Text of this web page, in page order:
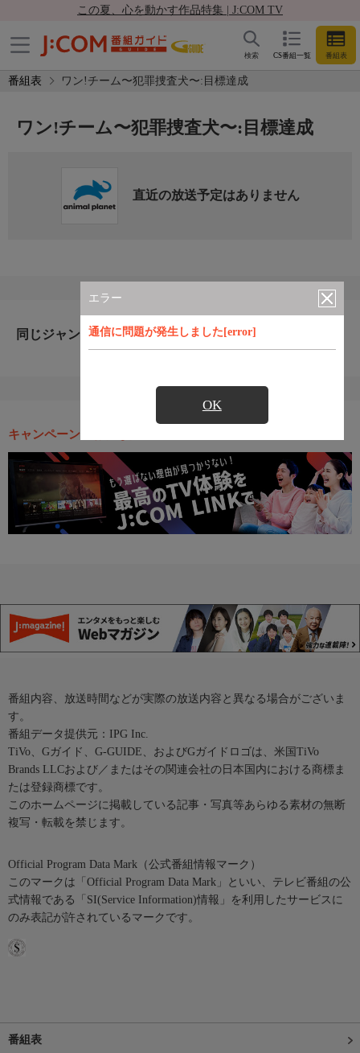
この夏、心を動かす作品特集 | J:COM TV
CS番組一覧 番組表
検索
番組表 ワン!チーム〜犯罪捜査犬〜:目標達成
エラー
通信に問題が発生しました[error]
OK
ワン!チーム〜犯罪捜査犬〜:目標達成
直近の放送予定はありません
同じジャンルのおすすめ番組
キャンペーン・お得な情報
番組内容、放送時間などが実際の放送内容と異なる場合がございま
す。
番組データ提供元：IPG Inc.
TiVo、Gガイド、G-GUIDE、およびGガイドロゴは、米国TiVo
Brands LLCおよび／またはその関連会社の日本国内における商標ま
たは登録商標です。
このホームページに掲載している記事・写真等あらゆる素材の無断
複写・転載を禁じます。
Official Program Data Mark（公式番組情報マーク）
このマークは「Official Program Data Mark」といい、テレビ番組の公
式情報である「SI(Service Information)情報」を利用したサービスに
のみ表記が許されているマークです。
番組表